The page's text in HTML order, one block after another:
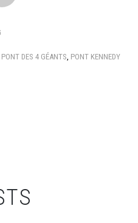
PONT DES 4 GÉANTS, PONT KENNEDY